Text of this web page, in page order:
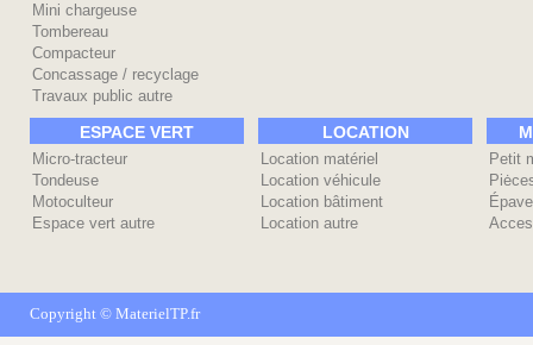
Mini chargeuse
Tombereau
Compacteur
Concassage / recyclage
Travaux public autre
ESPACE VERT
Micro-tracteur
Tondeuse
Motoculteur
Espace vert autre
LOCATION
Location matériel
Location véhicule
Location bâtiment
Location autre
Petit
Épave
Copyright © MaterielTP.fr